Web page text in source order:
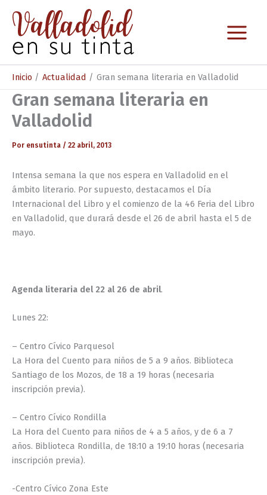
contenido
Inicio Actualidad Gran semana literaria en Valladolid
Gran semana literaria en
Valladolid
Por ensutinta / 22 abril, 2013
Intensa semana la que nos espera en Valladolid en el
ámbito literario. Por supuesto, destacamos el Día
Internacional del Libro y el comienzo de la 46 Feria del Libro
en Valladolid, que durará desde el 26 de abril hasta el 5 de
mayo.
Agenda literaria del 22 al 26 de abril.
Lunes 22:
– Centro Cívico Parquesol
La Hora del Cuento para niños de 5 a 9 años. Biblioteca
Santiago de los Mozos, de 18 a 19 horas (necesaria
inscripción previa).
– Centro Cívico Rondilla
La Hora del Cuento para niños de 4 a 5 años, y de 6 a 7
años. Biblioteca Rondilla, de 18:10 a 19:10 horas (necesaria
inscripción previa).
-Centro Cívico Zona Este